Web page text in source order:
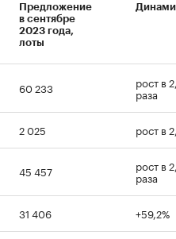
Предложение
в сентябре
2023 года,
лоты
60 233 рост в
раза
2 025 рост в
45 457 рост в
раза
31 406 +59,2%